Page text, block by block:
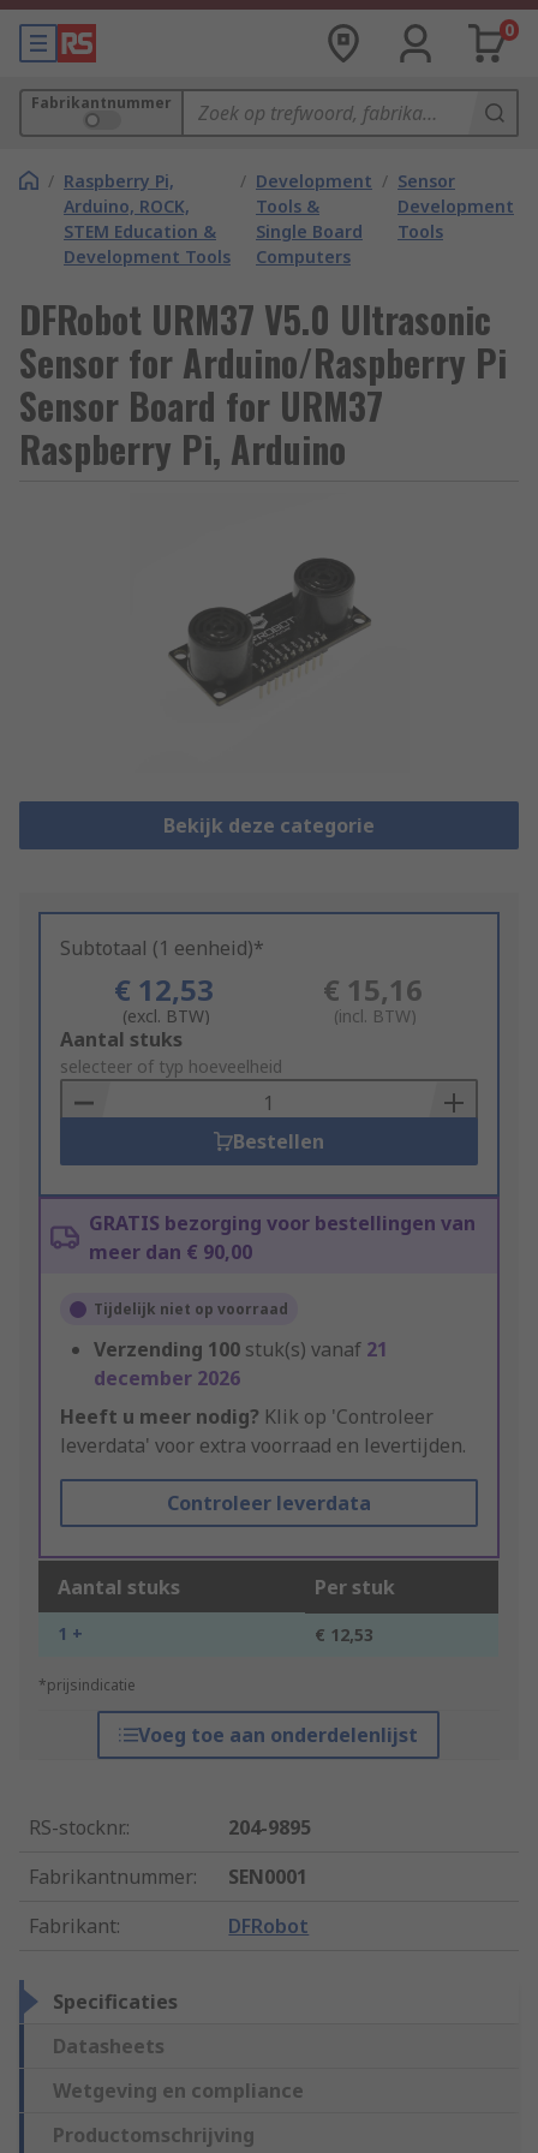
0
Fabrikantnummer
/ Raspberry Pi,
Arduino, ROCK,
STEM Education &
Development Tools
/ Development
Tools &
Single Board
Computers
/ Sensor
Development
Tools
DFRobot URM37 V5.0 Ultrasonic
Sensor for Arduino/Raspberry Pi
Sensor Board for URM37
Raspberry Pi, Arduino
Bekijk deze categorie
Subtotaal (1 eenheid)*
€ 12,53
(excl. BTW)
€ 15,16
(incl. BTW)
Add
to
Basket
Aantal stuks
selecteer of typ hoeveelheid
Bestellen
GRATIS bezorging voor bestellingen van
meer dan € 90,00
Tijdelijk niet op voorraad
Verzending 100 stuk(s) vanaf 21
december 2026
Heeft u meer nodig? Klik op 'Controleer
leverdata' voor extra voorraad en levertijden.
Controleer leverdata
Aantal stuks Per stuk
1 + € 12,53
*prijsindicatie
Voeg toe aan onderdelenlijst
RS-stocknr.:
204-9895
Fabrikantnummer:
SEN0001
Fabrikant: DFRobot
Specificaties
Datasheets
Wetgeving en compliance
Productomschrijving